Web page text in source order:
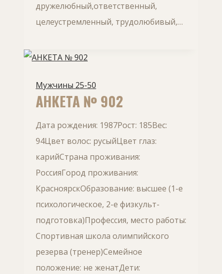
дружелюбный,ответственный,
целеустремленный, трудолюбивый,…
Мужчины 25-50
АНКЕТА № 902
Дата рождения: 1987Рост: 185Вес:
94Цвет волос: русыйЦвет глаз:
карийСтрана проживания:
РоссияГород проживания:
КрасноярскОбразование: высшее (1-е
психологическое, 2-е физкульт-
подготовка)Профессия, место работы:
Спортивная школа олимпийского
резерва (тренер)Семейное
положение: не женатДети: